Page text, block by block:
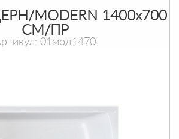
MODERN 1400х700
СМ/ПР
01мод1470